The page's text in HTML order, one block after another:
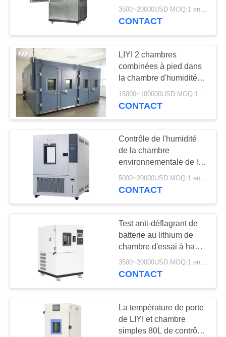
CONTACTEZ-
NOUS
DEMANDEZ
UNE
CITATION
PLAN
PRIVACY
POLICY
laboratoire utilisation CE
approuvé
3500~20000USD MOQ:1 ensemble
CONTACT
LIYI 2 chambres
combinées à pied dans
la chambre d'humidité
chambre à basse
température
CONTACT
Contrôle de l'humidité
de la chambre
environnementale de la
chambre d'humidité de
la température de la
5000~20000USD MOQ:1 ensemble
CONTACT
Test anti-déflagrant de
batterie au lithium de
chambre d'essai à haute
basse température
programmable LIYI
3500~20000USD MOQ:1 ensemble
CONTACT
La température de porte
de LIYI et chambre
simples 80L de contrôle